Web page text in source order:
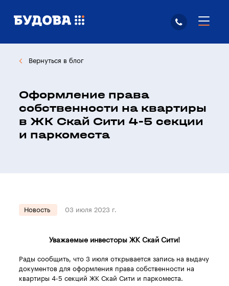
Вернуться в блог
Оформление права
собственности на квартиры
в ЖК Скай Сити 4-5 секции
и паркоместа
Новость 03 июля 2023 г.
Уважаемые инвесторы ЖК Скай Сити!
Рады сообщить, что 3 июля открывается запись на выдачу
документов для оформления права собственности на
квартиры 4-5 секций ЖК Скай Сити и паркоместа.